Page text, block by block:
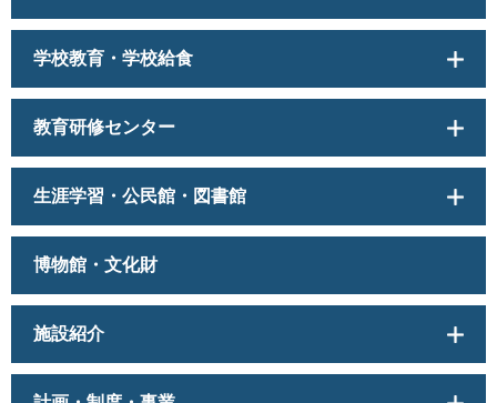
学校教育・学校給食
教育研修センター
生涯学習・公民館・図書館
博物館・文化財
施設紹介